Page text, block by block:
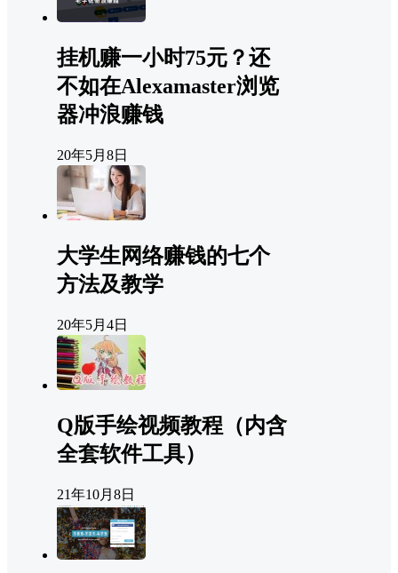
挂机赚一小时75元？还
不如在Alexamaster浏览
器冲浪赚钱
20年5月8日
大学生网络赚钱的七个
方法及教学
20年5月4日
Q版手绘视频教程（内含
全套软件工具）
21年10月8日